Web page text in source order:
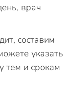
врач
составим
указать
тем и срокам